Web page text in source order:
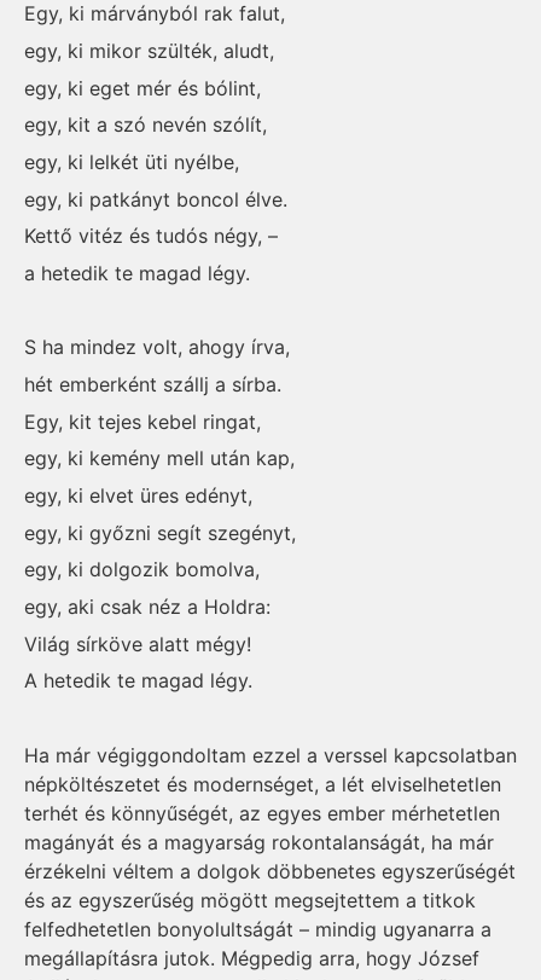
Egy, ki márványból rak falut,
egy, ki mikor szülték, aludt,
egy, ki eget mér és bólint,
egy, kit a szó nevén szólít,
egy, ki lelkét üti nyélbe,
egy, ki patkányt boncol élve.
Kettő vitéz és tudós négy, –
a hetedik te magad légy.
S ha mindez volt, ahogy írva,
hét emberként szállj a sírba.
Egy, kit tejes kebel ringat,
egy, ki kemény mell után kap,
egy, ki elvet üres edényt,
egy, ki győzni segít szegényt,
egy, ki dolgozik bomolva,
egy, aki csak néz a Holdra:
Világ sírköve alatt mégy!
A hetedik te magad légy.
Ha már végiggondoltam ezzel a verssel kapcsolatban
népköltészetet és modernséget, a lét elviselhetetlen
terhét és könnyűségét, az egyes ember mér­hetetlen
magányát és a magyarság rokontalanságát, ha már
érzékelni véltem a dolgok döbbenetes egyszerűségét
és az egyszerűség mögött megsejtettem a titkok
felfedhetetlen bonyolultságát – mindig ugyanarra a
meg­­állapításra jutok. Mégpedig arra, hogy József